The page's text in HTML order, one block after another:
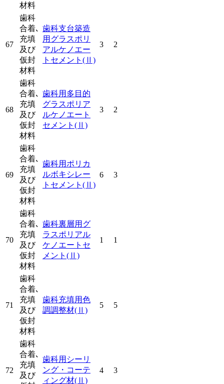
材料
67
歯科
合着､
充填
及び
仮封
材料
歯科支台築造
用グラスポリ
アルケノエー
トセメント (Ⅱ)
3 2
68
歯科
合着､
充填
及び
仮封
材料
歯科用多目的
グラスポリア
ルケノエート
セメント (Ⅱ)
3 2
69
歯科
合着､
充填
及び
仮封
材料
歯科用ポリカ
ルボキシレー
トセメント (Ⅱ)
6 3
70
歯科
合着､
充填
及び
仮封
材料
歯科裏層用グ
ラスポリアル
ケノエートセ
メント (Ⅱ)
1 1
71
歯科
合着､
充填
及び
仮封
材料
歯科充填用色
調調整材(Ⅱ)
5 5
72
歯科
合着､
充填
及び
歯科用シーリ
ング・コーテ
ィング材(Ⅱ)
4 3